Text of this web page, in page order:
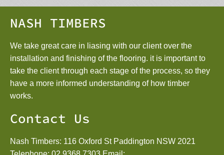
NASH TIMBERS
We take great care in liasing with our client over the
installation and finishing of the flooring. it is important to
take the client through each stage of the process, so they
have a more informed understanding of how timber
works.
Contact Us
Nash Timbers: 116 Oxford St Paddington NSW 2021